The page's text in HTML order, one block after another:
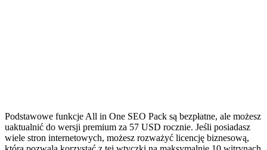
Podstawowe funkcje All in One SEO Pack są bezpłatne, ale możesz
uaktualnić do wersji premium za 57 USD rocznie. Jeśli posiadasz
wiele stron internetowych, możesz rozważyć licencję biznesową,